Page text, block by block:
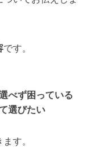
です。
べず困っている
選びたい
す。